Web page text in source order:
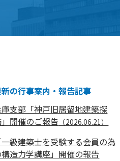
の行事案内・報告記事
支部「神戸旧居留地建築探
開催のご報告 （2026.06.21）
一級建築士を受験する会員の為
造力学講座」開催の報告